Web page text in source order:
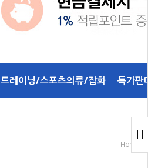
트레이닝/스포츠의류/잡화 특가판매
Home